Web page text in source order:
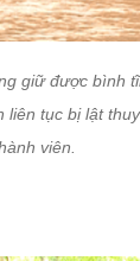
giữ được bình
tục bị lật
viên.